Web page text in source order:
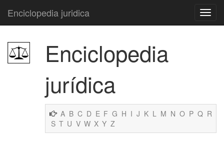
Enciclopedia juridica
Enciclopedia
jurídica
A B C D E F G H I J K L M N O P Q R
S T U V W X Y Z